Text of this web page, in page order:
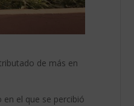
de más en
el que se percibió